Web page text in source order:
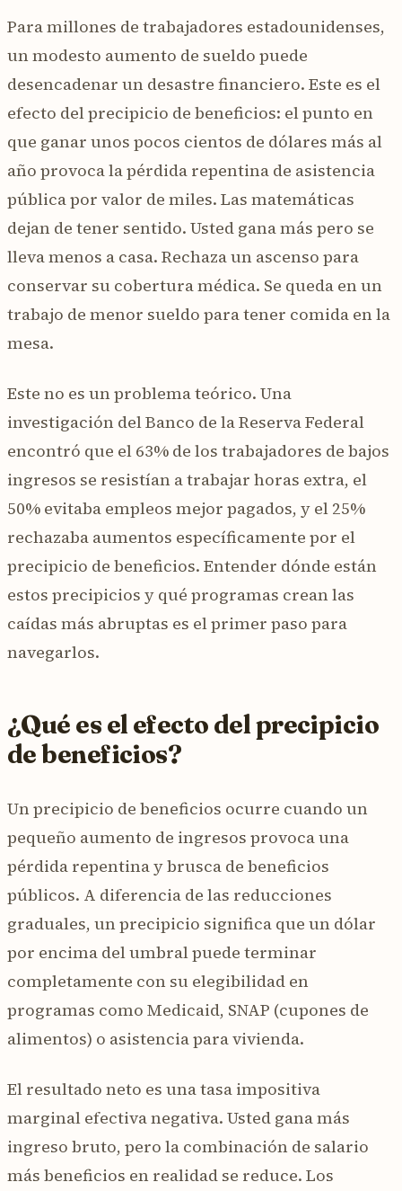
Para millones de trabajadores estadounidenses,
un modesto aumento de sueldo puede
desencadenar un desastre financiero. Este es el
efecto del precipicio de beneficios: el punto en
que ganar unos pocos cientos de dólares más al
año provoca la pérdida repentina de asistencia
pública por valor de miles. Las matemáticas
dejan de tener sentido. Usted gana más pero se
lleva menos a casa. Rechaza un ascenso para
conservar su cobertura médica. Se queda en un
trabajo de menor sueldo para tener comida en la
mesa.
Este no es un problema teórico. Una
investigación del Banco de la Reserva Federal
encontró que el 63% de los trabajadores de bajos
ingresos se resistían a trabajar horas extra, el
50% evitaba empleos mejor pagados, y el 25%
rechazaba aumentos específicamente por el
precipicio de beneficios. Entender dónde están
estos precipicios y qué programas crean las
caídas más abruptas es el primer paso para
navegarlos.
¿Qué es el efecto del precipicio
de beneficios?
Un precipicio de beneficios ocurre cuando un
pequeño aumento de ingresos provoca una
pérdida repentina y brusca de beneficios
públicos. A diferencia de las reducciones
graduales, un precipicio significa que un dólar
por encima del umbral puede terminar
completamente con su elegibilidad en
programas como Medicaid, SNAP (cupones de
alimentos) o asistencia para vivienda.
El resultado neto es una tasa impositiva
marginal efectiva negativa. Usted gana más
ingreso bruto, pero la combinación de salario
más beneficios en realidad se reduce. Los